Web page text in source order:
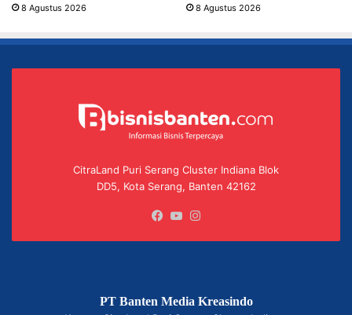
8 Agustus 2026 8 Agustus 2026
CitraLand Puri Serang Cluster Indiana Blok
DD5, Kota Serang, Banten 42162
Facebook
YouTube
PT Banten Media Kreasindo